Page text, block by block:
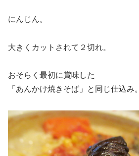
にんじん。
大きくカットされて２切れ。
おそらく最初に賞味した
「あんかけ焼きそば」と同じ仕込み。